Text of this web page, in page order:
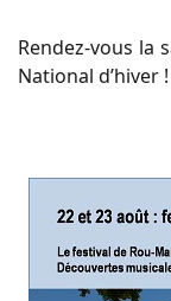
Rendez-vous la
National d’hiver !